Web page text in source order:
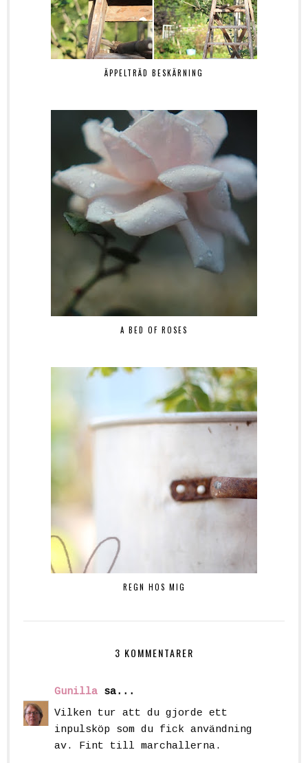
ÄPPELTRÄD BESKÄRNING
A BED OF ROSES
REGN HOS MIG
3 KOMMENTARER
Gunilla sa...
Vilken tur att du gjorde ett
inpulsköp som du fick användning
av. Fint till marchallerna.